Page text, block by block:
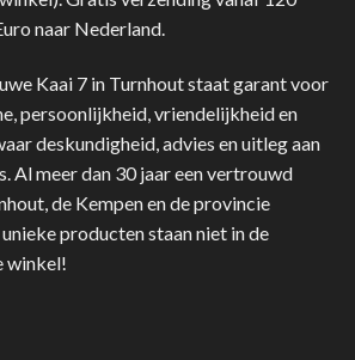
naar Nederland.
Kaai 7 in Turnhout staat garant voor
persoonlijkheid, vriendelijkheid en
deskundigheid, advies en uitleg aan
Al meer dan 30 jaar een vertrouwd
de Kempen en de provincie
producten staan niet in de
winkel!